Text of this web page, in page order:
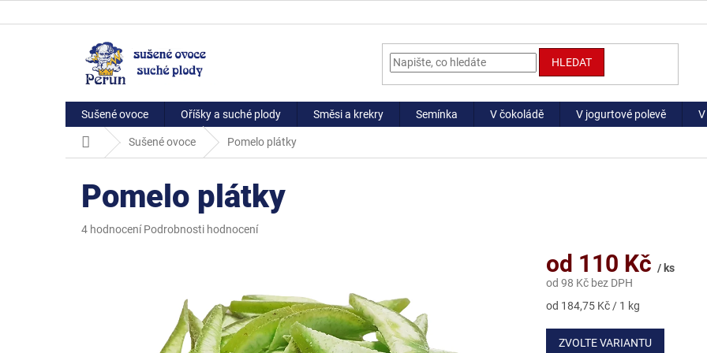
na
HLEDAT
Sušené ovoce Oříšky a suché plody Směsi a krekry Semínka V čokoládě V jogurtové polevě
Domů Sušené ovoce Pomelo plátky
Pomelo plátky
Průměrné
4 hodnocení Podrobnosti hodnocení
od 110 Kč / ks
od 98 Kč bez DPH
Měrná
od 184,75 Kč / 1 kg
ZVOLTE VARIANTU